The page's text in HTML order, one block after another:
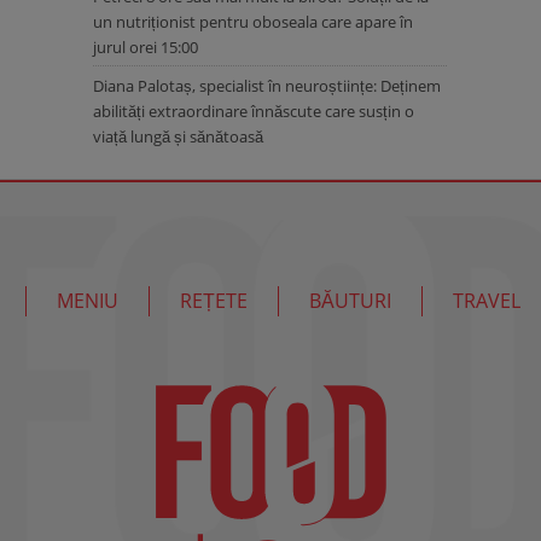
un nutriționist pentru oboseala care apare în
jurul orei 15:00
Diana Palotaș, specialist în neuroștiințe: Deținem
abilități extraordinare înnăscute care susțin o
viață lungă și sănătoasă
MENIU REȚETE BĂUTURI TRAVEL